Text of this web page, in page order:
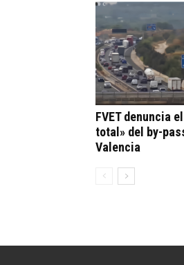
FVET denuncia
total» del by-
Valencia